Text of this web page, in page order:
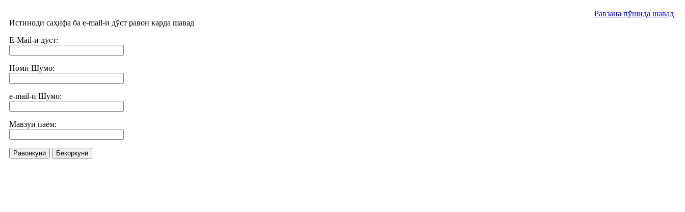
Равзана пӯшида шавад
Истиноди саҳифа ба e-mail-и дӯст равон карда шавад
E-Mail-и дӯст:
Номи Шумо:
e-mail-и Шумо:
Мавзӯи паём:
Равонкунӣ Бекоркунӣ